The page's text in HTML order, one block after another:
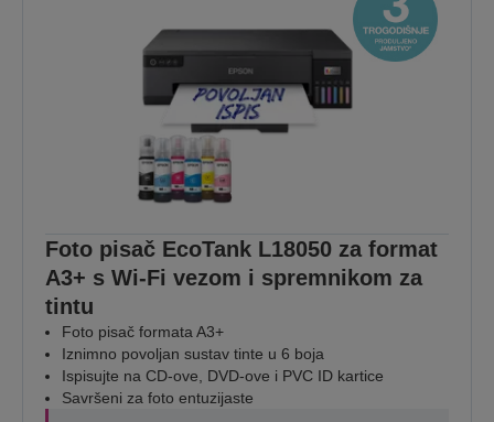
Foto pisač EcoTank L18050 za format
A3+ s Wi-Fi vezom i spremnikom za
tintu
Foto pisač formata A3+
Iznimno povoljan sustav tinte u 6 boja
Ispisujte na CD-ove, DVD-ove i PVC ID kartice
Savršeni za foto entuzijaste